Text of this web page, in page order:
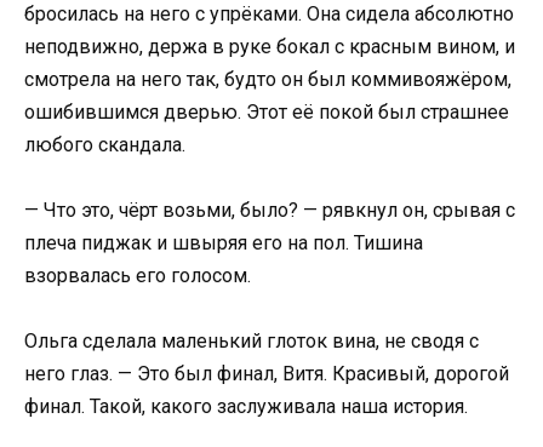
бросилась на него с упрёками. Она сидела абсолютно
неподвижно, держа в руке бокал с красным вином, и
смотрела на него так, будто он был коммивояжёром,
ошибившимся дверью. Этот её покой был страшнее
любого скандала.
— Что это, чёрт возьми, было? — рявкнул он, срывая с
плеча пиджак и швыряя его на пол. Тишина
взорвалась его голосом.
Ольга сделала маленький глоток вина, не сводя с
него глаз. — Это был финал, Витя. Красивый, дорогой
финал. Такой, какого заслуживала наша история.